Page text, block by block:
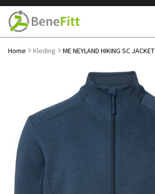
Home Kleding ME NEYLAND HIKING SC JACKET